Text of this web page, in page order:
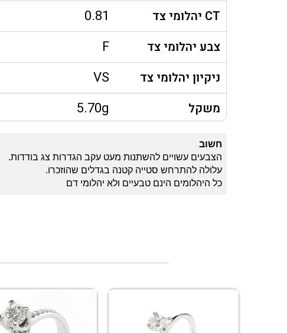
CT יהלומי צד 0.81
צבע יהלומי צד F
ניקיון יהלומי צד VS
משקל 5.70g
חשוב
הצבעים עשויים להשתנות מעט עקב הגדרות צג בודדות.
עלולה להתרחש סטייה קטנה בגדלים שהוזכרו.
כל היהלומים הינם טבעיים ולא יהלומי דם